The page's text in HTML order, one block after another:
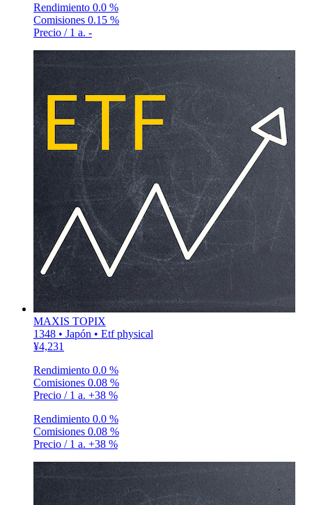
Rendimiento 0.0 %
Comisiones 0.15 %
Precio / 1 a. -
MAXIS TOPIX
1348 • Japón • Etf physical
¥4,231
Rendimiento 0.0 %
Comisiones 0.08 %
Precio / 1 a. +38 %
Rendimiento 0.0 %
Comisiones 0.08 %
Precio / 1 a. +38 %